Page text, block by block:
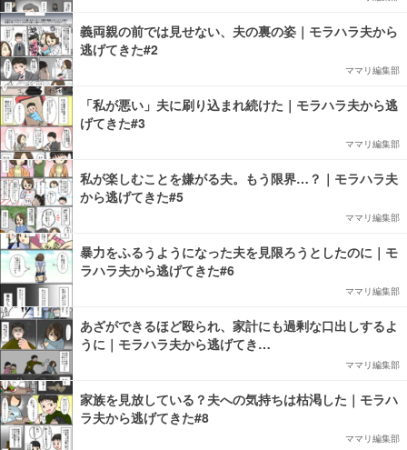
義両親の前では見せない、夫の裏の姿｜モラハラ夫から
逃げてきた#2
ママリ編集部
「私が悪い」夫に刷り込まれ続けた｜モラハラ夫から逃
げてきた#3
ママリ編集部
私が楽しむことを嫌がる夫。もう限界…？｜モラハラ夫
から逃げてきた#5
ママリ編集部
暴力をふるうようになった夫を見限ろうとしたのに｜モ
ラハラ夫から逃げてきた#6
ママリ編集部
あざができるほど殴られ、家計にも過剰な口出しするよ
うに｜モラハラ夫から逃げてき…
ママリ編集部
家族を見放している？夫への気持ちは枯渇した｜モラハ
ラ夫から逃げてきた#8
ママリ編集部